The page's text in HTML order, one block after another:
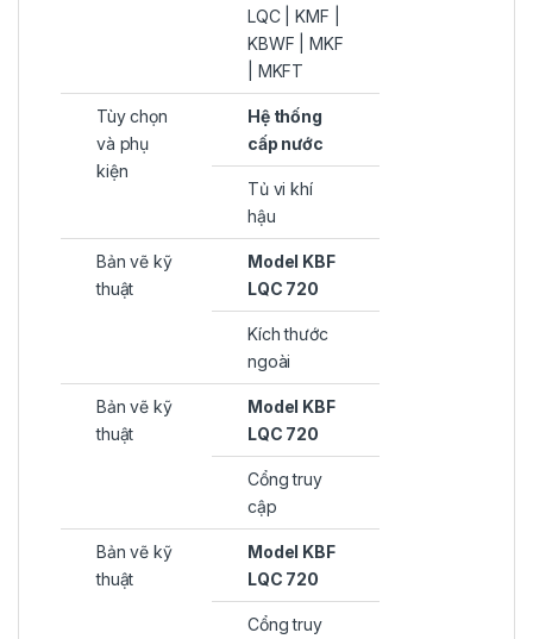
LQC | KMF |
KBWF | MKF
| MKFT
Tùy chọn
và phụ
kiện
Hệ thống
cấp nước
Tủ vi khí
hậu
Bản vẽ kỹ
thuật
Model KBF
LQC 720
Kích thước
ngoài
Bản vẽ kỹ
thuật
Model KBF
LQC 720
Cổng truy
cập
Bản vẽ kỹ
thuật
Model KBF
LQC 720
Cổng truy